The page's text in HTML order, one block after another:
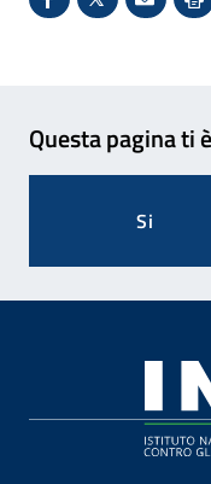
Condividi su
X - SitoInvio
Questa pagina ti
Si